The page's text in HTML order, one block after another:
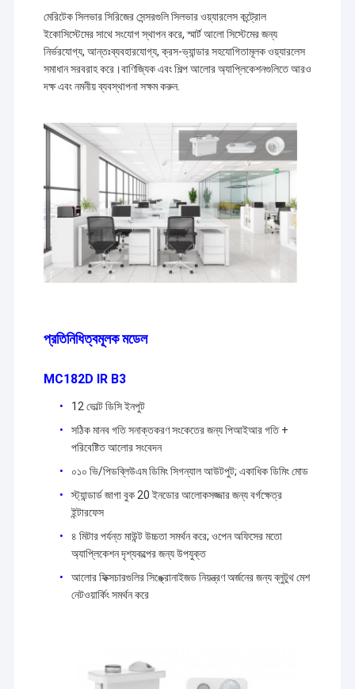
মেরিটেক সিলভার সিরিজের সেন্সরগুলি সিলভার ওয়্যারলেস কন্ট্রোল
ইকোসিস্টেমের সাথে সংযোগ স্থাপন করে, স্মার্ট আলো সিস্টেমের জন্য
নির্ভরযোগ্য, আন্তঃব্যবহারযোগ্য, ক্রস-ভ্যান্ডার সহযোগিতামূলক ওয়্যারলেস
সমাধান সরবরাহ করে।বাণিজ্যিক এবং শিল্প আলোর অ্যাপ্লিকেশনগুলিতে আরও
দক্ষ এবং নমনীয় ব্যবস্থাপনা সক্ষম করুন.
প্রতিনিধিত্বমূলক মডেল
MC182D IR B3
12 ভোল্ট ডিসি ইনপুট
সঠিক মানব গতি সনাক্তকরণ সংকেতের জন্য পিআইআর গতি +
পরিবেষ্টিত আলোর সংবেদন
০১০ ভি/পিডব্লিউএম ডিমিং সিগন্যাল আউটপুট; একাধিক ডিমিং মোড
স্ট্যান্ডার্ড জাগা বুক 20 ইনডোর আলোকসজ্জার জন্য বর্গক্ষেত্র
ইন্টারফেস
৪ মিটার পর্যন্ত মাউন্ট উচ্চতা সমর্থন করে; ওপেন অফিসের মতো
অ্যাপ্লিকেশন দৃশ্যকল্পের জন্য উপযুক্ত
আলোর ফিক্সচারগুলির সিঙ্ক্রোনাইজড নিয়ন্ত্রণ অর্জনের জন্য ব্লুটুথ মেশ
নেটওয়ার্কিং সমর্থন করে